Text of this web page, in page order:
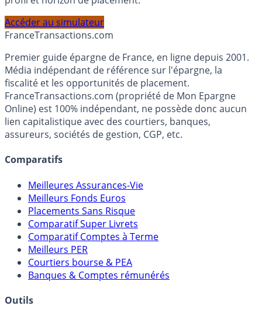
PEA, Assurance Vie et Liquidités rémunérées, selon votre
profil et horizon de placement.
Accéder au simulateur
FranceTransactions.com
Premier guide épargne de France, en ligne depuis 2001.
Média indépendant de référence sur l'épargne, la
fiscalité et les opportunités de placement.
FranceTransactions.com (propriété de Mon Epargne
Online) est 100% indépendant, ne possède donc aucun
lien capitalistique avec des courtiers, banques,
Meilleures Assurances-Vie
Meilleurs Fonds Euros
Placements Sans Risque
Comparatif Super Livrets
Comparatif Comptes à Terme
Meilleurs PER
Courtiers bourse & PEA